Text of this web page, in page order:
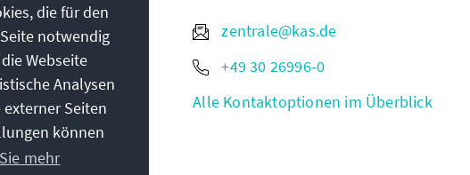
setzt sich
durch politische
und
und bewahren
Soziale
und
zentrale@kas.de
+49 30 26996-0
Alle Kontaktoptionen im Überblick
die für den
notwendig
Webseite
Analysen
Seiten
können
mehr